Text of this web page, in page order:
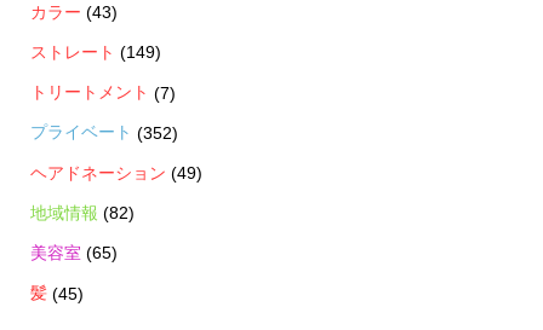
カラー (43)
ストレート (149)
トリートメント (7)
プライベート (352)
ヘアドネーション (49)
地域情報 (82)
美容室 (65)
髪(45)